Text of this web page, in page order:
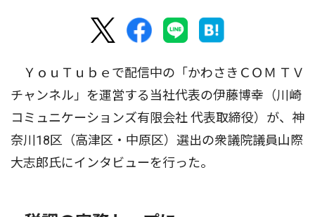
ＹｏｕＴｕｂｅで配信中の「かわさきＣＯＭ ＴＶ
チャンネル」を運営する当社代表の伊藤博幸（川崎
コミュニケーションズ有限会社 代表取締役）が、神
奈川18区（高津区・中原区）選出の衆議院議員山際
大志郎氏にインタビューを行った。